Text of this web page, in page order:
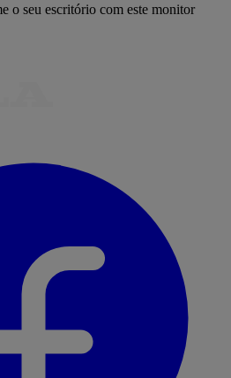
o seu escritório com este monitor